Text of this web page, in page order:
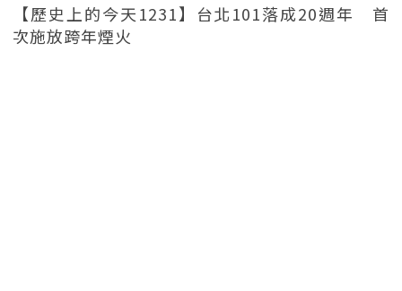
【歷史上的今天1231】台北101落成20週年 首
次施放跨年煙火